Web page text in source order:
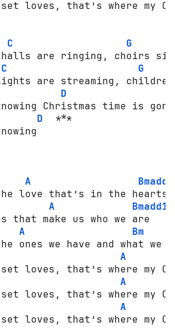
C
G
are ringing, choirs
C
G
D
D
  ***
A
love that’s in the hearts;
A
Bmadd11
that make us who we are
A Bm
ones we have and what we
A
loves, that’s where my
A
loves, that’s where my
A
loves, that’s where my